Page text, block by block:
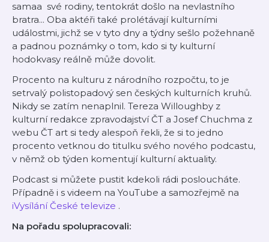
samaa své rodiny, tentokrát došlo na nevlastního
bratra... Oba aktéři také prolétávají kulturními
událostmi, jichž se v tyto dny a týdny sešlo požehnaně
a padnou poznámky o tom, kdo si ty kulturní
hodokvasy reálně může dovolit.
Procento na kulturu z národního rozpočtu, to je
setrvalý polistopadový sen českých kulturních kruhů.
Nikdy se zatím nenaplnil. Tereza Willoughby z
kulturní redakce zpravodajství ČT a Josef Chuchma z
webu ČT art si tedy alespoň řekli, že si to jedno
procento vetknou do titulku svého nového podcastu,
v němž ob týden komentují kulturní aktuality.
Podcast si můžete pustit kdekoli rádi posloucháte.
Případně i s videem na YouTube a samozřejmě na
iVysílání České televize .
Na pořadu spolupracovali: